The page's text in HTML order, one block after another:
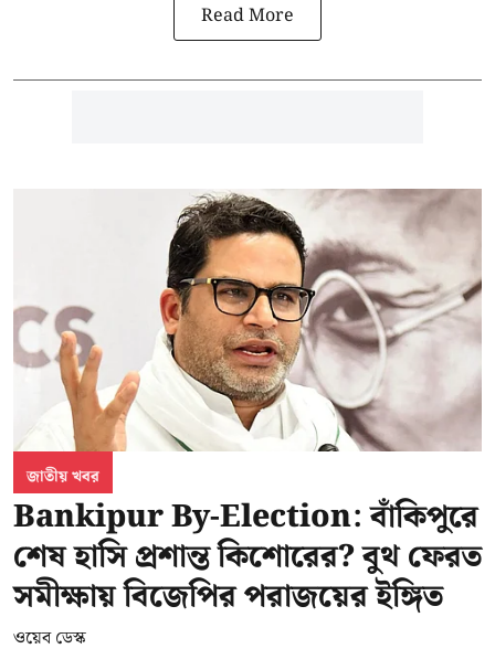
Read More
জাতীয় খবর
Bankipur By-Election: বাঁকিপুরে
শেষ হাসি প্রশান্ত কিশোরের? বুথ ফেরত
সমীক্ষায় বিজেপির পরাজয়ের ইঙ্গিত
ওয়েব ডেস্ক